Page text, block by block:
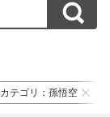
カテゴリ ： 孫悟空